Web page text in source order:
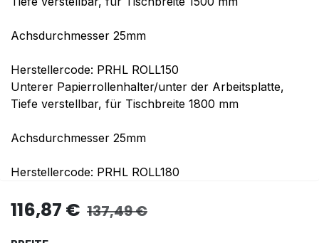
Achsdurchmesser 25mm
Herstellercode: PRHL ROLL150
Unterer Papierrollenhalter/unter der Arbeitsplatte,
Tiefe verstellbar, für Tischbreite 1800 mm
Achsdurchmesser 25mm
Herstellercode: PRHL ROLL180
116,87 € 137,49€